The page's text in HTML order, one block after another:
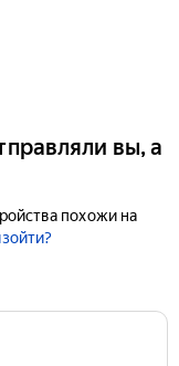
вы, а
похожи на